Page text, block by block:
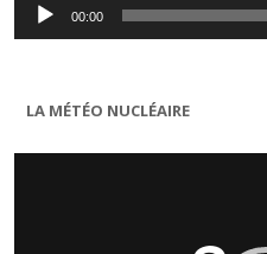
00:00
LA MÉTÉO NUCLÉAIRE
Lecteur